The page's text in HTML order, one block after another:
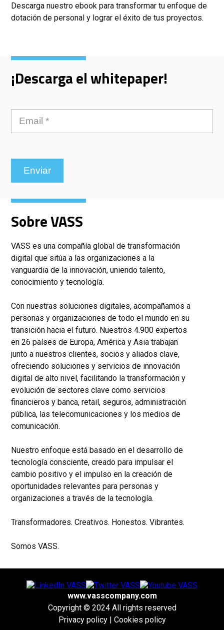
Descarga nuestro ebook para transformar tu enfoque de
dotación de personal y lograr el éxito de tus proyectos.
¡Descarga el whitepaper!
Sobre VASS
VASS es una compañía global de transformación
digital que sitúa a las organizaciones a la
vanguardia de la innovación, uniendo talento,
conocimiento y tecnología.
Con nuestras soluciones digitales, acompañamos a
personas y organizaciones de todo el mundo en su
transición hacia el futuro. Nuestros 4.900 expertos
en 26 países de Europa, América y Asia trabajan
junto a nuestros clientes, socios y aliados clave,
ofreciendo soluciones y servicios de innovación
digital de alto nivel, facilitando la transformación y
evolución de sectores clave como servicios
financieros y banca, retail, seguros, administración
pública, las telecomunicaciones y los medios de
comunicación.
Nuestro enfoque está basado en el desarrollo de
tecnología consciente, creado para impulsar el
cambio positivo y el impulso en la creación de
oportunidades relevantes para personas y
organizaciones a través de la tecnología.
Transformadores. Creativos. Honestos. Vibrantes.
Somos VASS.
www.vasscompany.com
Copyright © 2024 All rights reserved
Privacy policy| Cookies policy